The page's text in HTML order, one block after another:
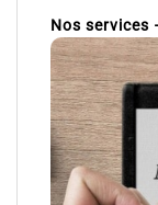
Nos services